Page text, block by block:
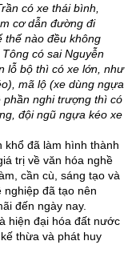
có xe thái bình,
cơ dẫn đường đi
thế nào đều không
có sai Nguyễn
lỗ bộ thì có xe lớn, như
mã lộ (xe dùng ngựa
phần nghi trượng thì có
đội ngũ ngựa kéo xe
khổ đã làm hình thành
trị về văn hóa nghề
cần cù, sáng tạo và
đã tạo nên
đến ngày nay.
hiện đại hóa đất nước
thừa và phát huy